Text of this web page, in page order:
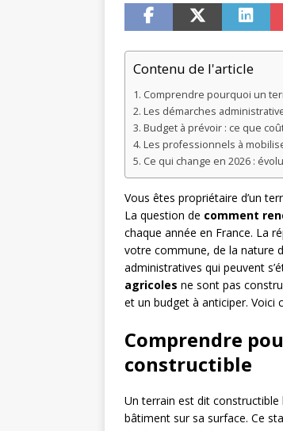
Contenu de l'article
Comprendre pourquoi un
Les démarches
Budget à prévoir : ce que
Les professionnels à
Ce qui change en 2026 :
Vous êtes propriétaire d’un
La question de comment
chaque année en France. La
votre commune, de la nature
administratives qui peuvent
agricoles ne sont pas
et un budget à anticiper. Voici
Comprendre
constructible
Un terrain est dit constructible
bâtiment sur sa surface. Ce